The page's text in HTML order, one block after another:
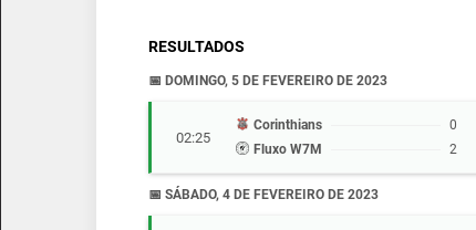
RESULTADOS
📅 DOMINGO, 5 DE FEVEREIRO DE 2023
02:25
Corinthians
0
Fluxo W7M
2
📅 SÁBADO, 4 DE FEVEREIRO DE 2023